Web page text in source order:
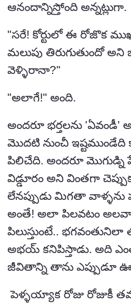
ఆనందాన్నిస్తోంది అన్నట్లుగా.
"సరే! కోర్టులో ఈ రోజొక
మలుపు తిరుగుతుందో
వెళ్ళిరానా?"
"అలాగే!" అంది.
అందరూ భర్తలను 'ఏవండీ'
మొదటి నుంచీ ఇష్టముండేది
పిలిచేది. అందరూ మొగుడ్ని
విడ్డూరం అని వింతగా
లేనప్పుడు మిగతా వాళ్ళను
అంతే! అలా పిలవటం
పిలుస్తుంటే..
అభయ్ కనిపిస్తాడు. అది
జీవితాన్ని తాను ఎప్పుడూ
పెళ్ళయ్యాక రోజు రోజుకీ